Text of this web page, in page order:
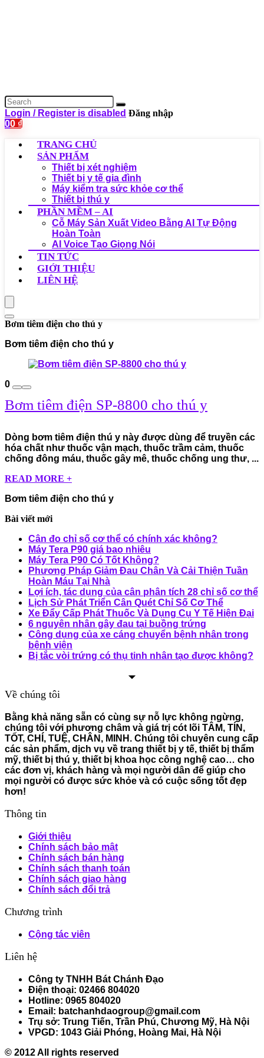
Login / Register is disabled Đăng nhập
00 ₫
TRANG CHỦ
SẢN PHẨM
Thiết bị xét nghiệm
Thiết bị y tế gia đình
Máy kiểm tra sức khỏe cơ thể
Thiết bị thú y
PHẦN MỀM – AI
Cỗ Máy Sản Xuất Video Bằng AI Tự Động
Hoàn Toàn
AI Voice Tạo Giọng Nói
TIN TỨC
GIỚI THIỆU
LIÊN HỆ
Bơm tiêm điện cho thú y
Bơm tiêm điện cho thú y
0
Bơm tiêm điện SP-8800 cho thú y
Dòng bơm tiêm điện thú y này được dùng để truyền các
hóa chất như thuốc vận mạch, thuốc trầm cảm, thuốc
chống đông máu, thuốc gây mê, thuốc chống ung thư, ...
READ MORE +
Bơm tiêm điện cho thú y
Bài viết mới
Cân đo chỉ số cơ thể có chính xác không?
Máy Tera P90 giá bao nhiêu
Máy Tera P90 Có Tốt Không?
Phương Pháp Giảm Đau Chân Và Cải Thiện Tuần
Hoàn Máu Tại Nhà
Lợi ích, tác dụng của cân phân tích 28 chỉ số cơ thể
Lịch Sử Phát Triển Cân Quét Chỉ Số Cơ Thể
Xe Đẩy Cấp Phát Thuốc Và Dụng Cụ Y Tế Hiện Đại
6 nguyên nhân gây đau tại buồng trứng
Công dụng của xe cáng chuyển bệnh nhân trong
bệnh viện
Bị tắc vòi trứng có thụ tinh nhân tạo được không?
Về chúng tôi
Bằng khả năng sẵn có cùng sự nỗ lực không ngừng,
chúng tôi với phương châm và giá trị cót lõi TÂM, TÍN,
TỐT, CHÍ, TUỆ, CHÂN, MINH. Chúng tôi chuyên cung cấp
các sản phẩm, dịch vụ về trang thiết bị y tế, thiết bị thẩm
mỹ, thiết bị thú y, thiết bị khoa học công nghệ cao… cho
các đơn vị, khách hàng và mọi người dân để giúp cho
mọi người có được sức khỏe và có cuộc sống tốt đẹp
hơn!
Thông tin
Giới thiệu
Chính sách bảo mật
Chính sách bán hàng
Chính sách thanh toán
Chính sách giao hàng
Chính sách đổi trả
Chương trình
Cộng tác viên
Liên hệ
Công ty TNHH Bát Chánh Đạo
Điện thoại: 02466 804020
Hotline: 0965 804020
Email: batchanhdaogroup@gmail.com
Trụ sở: Trung Tiến, Trần Phú, Chương Mỹ, Hà Nội
VPGD: 1043 Giải Phóng, Hoàng Mai, Hà Nội
© 2012 All rights reserved